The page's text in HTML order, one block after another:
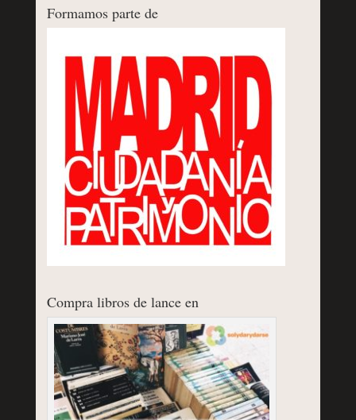
Formamos parte de
Compra libros de lance en